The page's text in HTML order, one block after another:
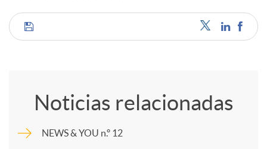
C
Noticias relacionadas
NEWS & YOU n.º 12